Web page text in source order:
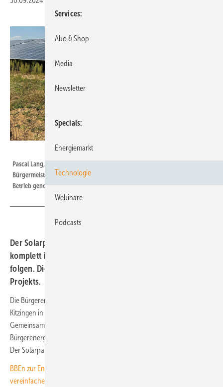
Pascal Lang, Vorstandsvorsitzender der Egis (links), und Matthias Bielek,
Bürgermeister von Dettelbach, haben den neuen Bürgersolarpark in
Betrieb genommen.
Der Solarpark bliebt nach der Inbetriebnahme auch
komplett in Bürgerhand. Eine zweite Anlage soll noch
folgen. Die Biodiversität war ein zentraler Teil des
Projekts.
Die Bürgerenergiegenossenschaft Egis hat in Dettelbach im Landkreis
Kitzingen in Unterfranken eine neu solare Freiflächenanlagen gebaut.
Gemeinsam mit Bürgermeister Matthias Bielek haben die
Bürgerenergiegenossen den Generator jetzt in Betrieb genommen.
Der Solarpark hat eine Leistung von 3,5 Megawatt.
BBEn zur EnWG-Novelle: Ökostromnutzung in der Region
vereinfachen
Services
Abo & Shop
Media
Newsletter
Specials
Energiemarkt
Technologie
Webinare
Podcasts